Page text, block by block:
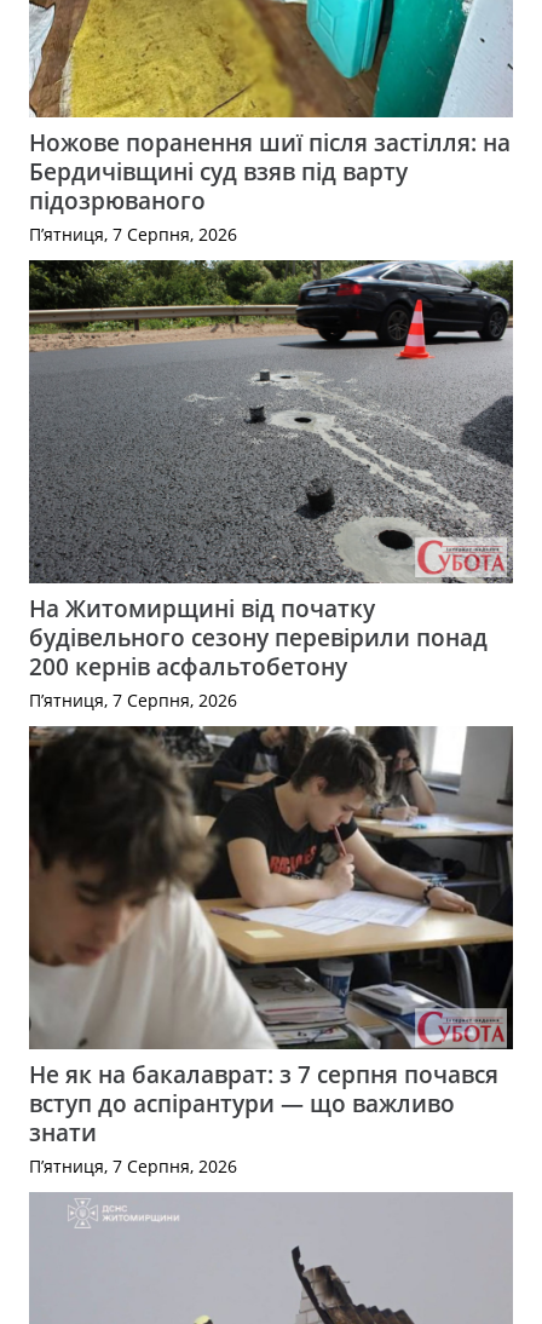
Ножове поранення шиї після застілля: на
Бердичівщині суд взяв під варту
підозрюваного
П’ятниця, 7 Серпня, 2026
На Житомирщині від початку
будівельного сезону перевірили понад
200 кернів асфальтобетону
П’ятниця, 7 Серпня, 2026
Не як на бакалаврат: з 7 серпня почався
вступ до аспірантури — що важливо
знати
П’ятниця, 7 Серпня, 2026